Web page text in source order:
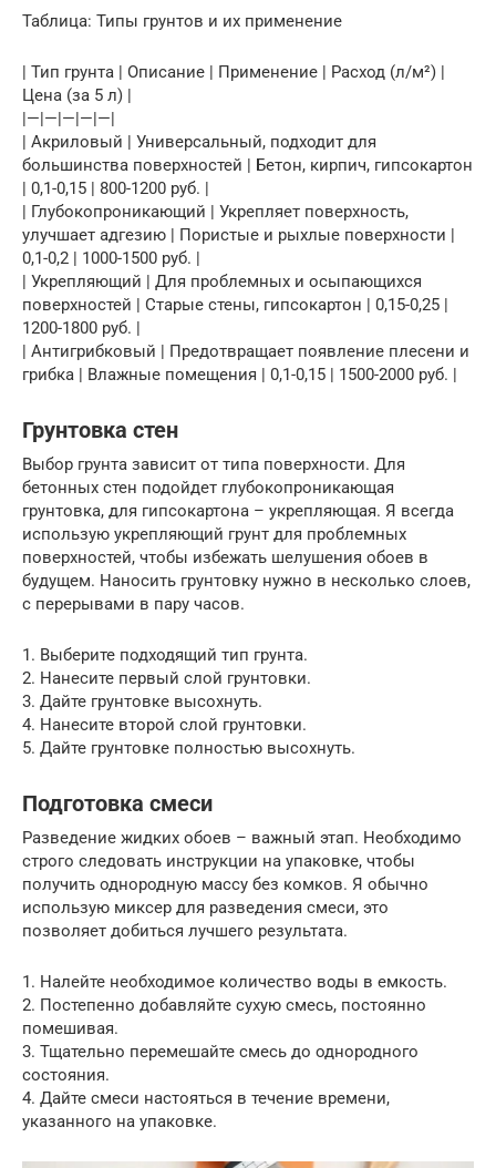
Таблица: Типы грунтов и их применение
| Тип грунта | Описание | Применение | Расход (л/м²) |
Цена (за 5 л) |
|—|—|—|—|—|
| Акриловый | Универсальный, подходит для
большинства поверхностей | Бетон, кирпич, гипсокартон
| 0,1-0,15 | 800-1200 руб. |
| Глубокопроникающий | Укрепляет поверхность,
улучшает адгезию | Пористые и рыхлые поверхности |
0,1-0,2 | 1000-1500 руб. |
| Укрепляющий | Для проблемных и осыпающихся
поверхностей | Старые стены, гипсокартон | 0,15-0,25 |
1200-1800 руб. |
| Антигрибковый | Предотвращает появление плесени и
грибка | Влажные помещения | 0,1-0,15 | 1500-2000 руб. |
Грунтовка стен
Выбор грунта зависит от типа поверхности. Для
бетонных стен подойдет глубокопроникающая
грунтовка, для гипсокартона – укрепляющая. Я всегда
использую укрепляющий грунт для проблемных
поверхностей, чтобы избежать шелушения обоев в
будущем. Наносить грунтовку нужно в несколько слоев,
с перерывами в пару часов.
1. Выберите подходящий тип грунта.
2. Нанесите первый слой грунтовки.
3. Дайте грунтовке высохнуть.
4. Нанесите второй слой грунтовки.
5. Дайте грунтовке полностью высохнуть.
Подготовка смеси
Разведение жидких обоев – важный этап. Необходимо
строго следовать инструкции на упаковке, чтобы
получить однородную массу без комков. Я обычно
использую миксер для разведения смеси, это
позволяет добиться лучшего результата.
1. Налейте необходимое количество воды в емкость.
2. Постепенно добавляйте сухую смесь, постоянно
помешивая.
3. Тщательно перемешайте смесь до однородного
состояния.
4. Дайте смеси настояться в течение времени,
указанного на упаковке.